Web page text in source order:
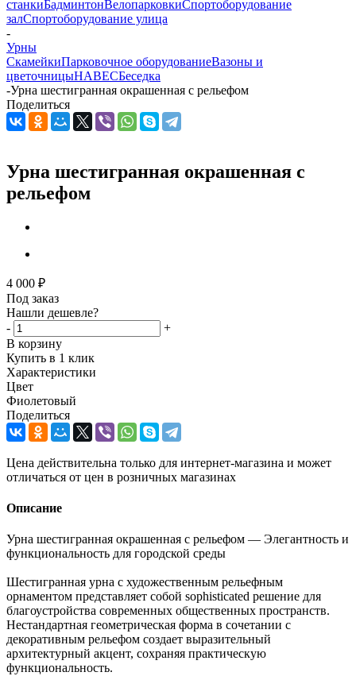
станкиБадминтонВелопарковкиСпортоборудование
залСпортоборудование улица
-
Урны
СкамейкиПарковочное оборудованиеВазоны и
цветочницыНАВЕСБеседка
-Урна шестигранная окрашенная с рельефом
Поделиться
Урна шестигранная окрашенная с
рельефом
4 000 ₽
Под заказ
Нашли дешевле?
-
+
В корзину
Купить в 1 клик
Характеристики
Цвет
Фиолетовый
Поделиться
Цена действительна только для интернет-магазина и может
отличаться от цен в розничных магазинах
Описание
Урна шестигранная окрашенная с рельефом — Элегантность и
функциональность для городской среды
Шестигранная урна с художественным рельефным
орнаментом представляет собой sophisticated решение для
благоустройства современных общественных пространств.
Нестандартная геометрическая форма в сочетании с
декоративным рельефом создает выразительный
архитектурный акцент, сохраняя практическую
функциональность.